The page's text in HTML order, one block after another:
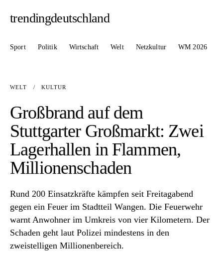
trendingdeutschland
Sport Politik Wirtschaft Welt Netzkultur WM 2026
WELT / KULTUR
Großbrand auf dem
Stuttgarter Großmarkt: Zwei
Lagerhallen in Flammen,
Millionenschaden
Rund 200 Einsatzkräfte kämpfen seit Freitagabend
gegen ein Feuer im Stadtteil Wangen. Die Feuerwehr
warnt Anwohner im Umkreis von vier Kilometern. Der
Schaden geht laut Polizei mindestens in den
zweistelligen Millionenbereich.